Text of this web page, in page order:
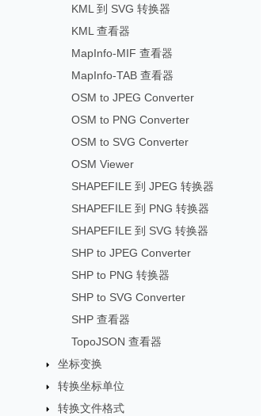
KML 到 SVG 转换器
KML 查看器
MapInfo-MIF 查看器
MapInfo-TAB 查看器
OSM to JPEG Converter
OSM to PNG Converter
OSM to SVG Converter
OSM Viewer
SHAPEFILE 到 JPEG 转换器
SHAPEFILE 到 PNG 转换器
SHAPEFILE 到 SVG 转换器
SHP to JPEG Converter
SHP to PNG 转换器
SHP to SVG Converter
SHP 查看器
TopoJSON 查看器
坐标变换
转换坐标单位
转换文件格式